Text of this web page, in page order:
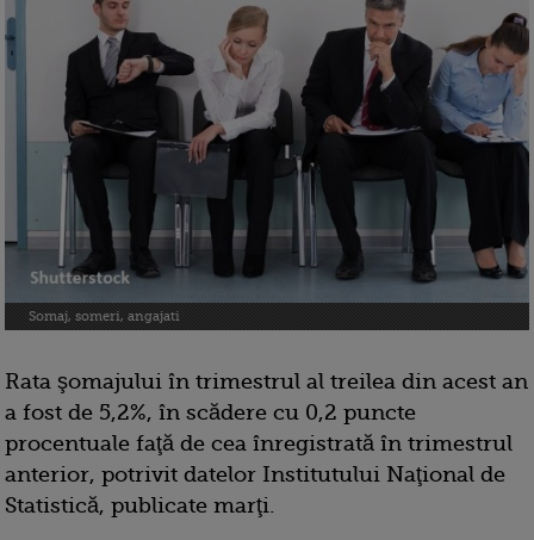
Somaj, someri, angajati
Rata şomajului în trimestrul al treilea din acest an
a fost de 5,2%, în scădere cu 0,2 puncte
procentuale faţă de cea înregistrată în trimestrul
anterior, potrivit datelor Institutului Naţional de
Statistică, publicate marţi.